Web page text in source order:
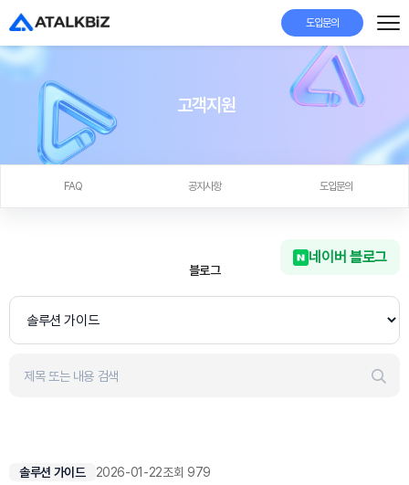
도입문의
고객지원
FAQ 공지사항 도입문의
블로그
네이버 블로그
솔루션 가이드 2026-01-22조회 979